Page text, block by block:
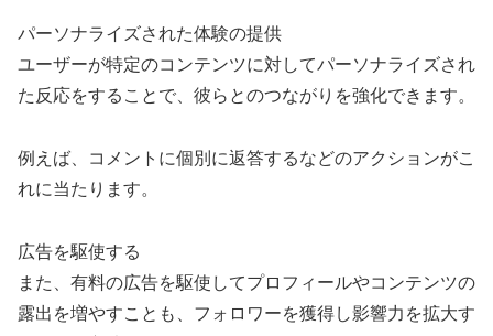
パーソナライズされた体験の提供
ユーザーが特定のコンテンツに対してパーソナライズされ
た反応をすることで、彼らとのつながりを強化できます。
例えば、コメントに個別に返答するなどのアクションがこ
れに当たります。
広告を駆使する
また、有料の広告を駆使してプロフィールやコンテンツの
露出を増やすことも、フォロワーを獲得し影響力を拡大す